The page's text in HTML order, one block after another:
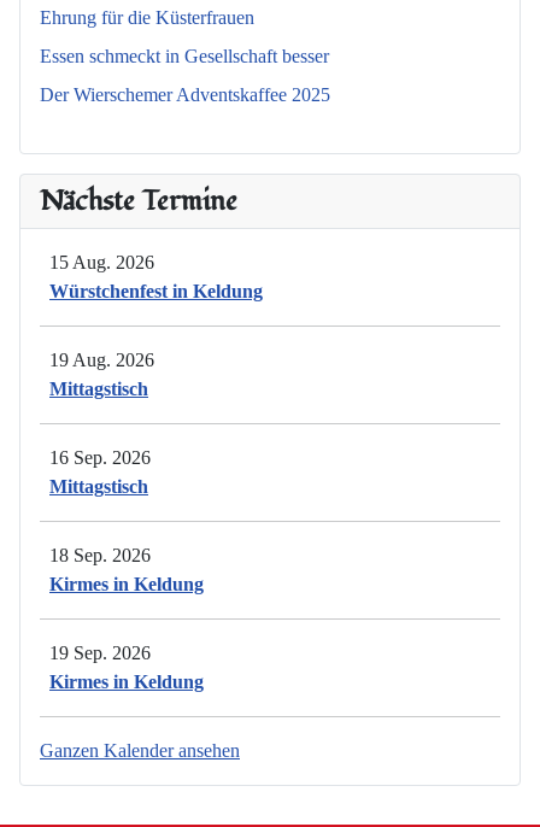
Ehrung für die Küsterfrauen
Essen schmeckt in Gesellschaft besser
Der Wierschemer Adventskaffee 2025
Nächste Termine
15 Aug. 2026
Würstchenfest in Keldung
19 Aug. 2026
Mittagstisch
16 Sep. 2026
Mittagstisch
18 Sep. 2026
Kirmes in Keldung
19 Sep. 2026
Kirmes in Keldung
Ganzen Kalender ansehen